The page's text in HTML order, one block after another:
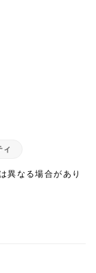
異なる場合があり